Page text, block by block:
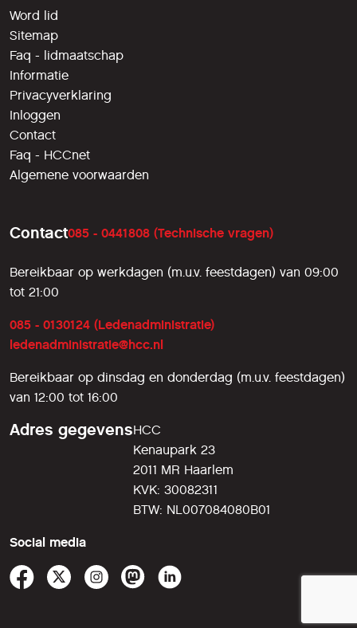
Word lid
Sitemap
Faq - lidmaatschap
Informatie
Privacyverklaring
Inloggen
Contact
Faq - HCCnet
Algemene voorwaarden
Contact085 - 0441808 (Technische vragen)
Bereikbaar op werkdagen (m.u.v. feestdagen) van 09:00
tot 21:00
085 - 0130124 (Ledenadministratie)
ledenadministratie@hcc.nl
Bereikbaar op dinsdag en donderdag (m.u.v. feestdagen)
van 12:00 tot 16:00
Adres gegevensHCC
Kenaupark 23
2011 MR Haarlem
KVK: 30082311
BTW: NL007084080B01
Social media